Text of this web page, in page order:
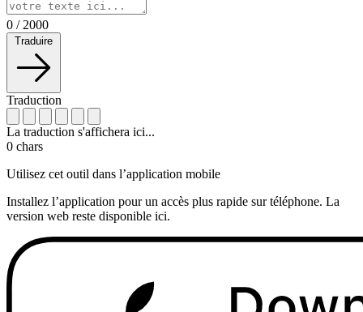
0 / 2000
Traduire
Traduction
La traduction s'affichera ici...
0 chars
Utilisez cet outil dans l’application mobile
Installez l’application pour un accès plus rapide sur téléphone. La
version web reste disponible ici.